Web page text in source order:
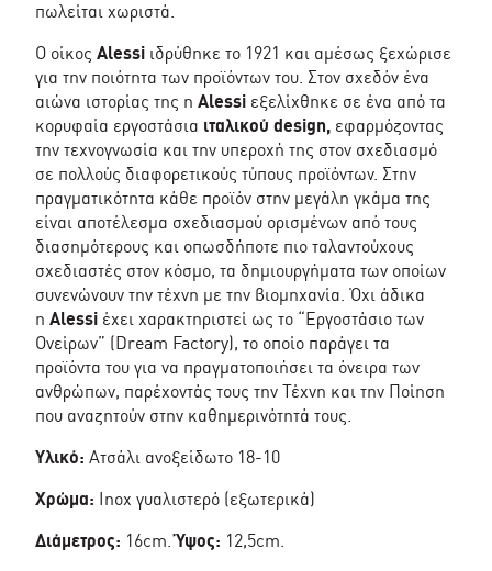
πωλείται χωριστά.
Ο οίκος Alessi ιδρύθηκε το 1921 και αμέσως ξεχώρισε
για την ποιότητα των προϊόντων του. Στον σχεδόν ένα
αιώνα ιστορίας της η Alessi εξελίχθηκε σε ένα από τα
κορυφαία εργοστάσια ιταλικού design, εφαρμόζοντας
την τεχνογνωσία και την υπεροχή της στον σχεδιασμό
σε πολλούς διαφορετικούς τύπους προϊόντων. Στην
πραγματικότητα κάθε προϊόν στην μεγάλη γκάμα της
είναι αποτέλεσμα σχεδιασμού ορισμένων από τους
διασημότερους και οπωσδήποτε πιο ταλαντούχους
σχεδιαστές στον κόσμο, τα δημιουργήματα των οποίων
συνενώνουν την τέχνη με την βιομηχανία. Όχι άδικα
η Alessi έχει χαρακτηριστεί ως το “Εργοστάσιο των
Ονείρων” (Dream Factory), το οποίο παράγει τα
προϊόντα του για να πραγματοποιήσει τα όνειρα των
ανθρώπων, παρέχοντάς τους την Τέχνη και την Ποίηση
που αναζητούν στην καθημερινότητά τους.
Υλικό: Ατσάλι ανοξείδωτο 18-10
Χρώμα: Inox γυαλιστερό (εξωτερικά)
Διάμετρος: 16cm.Ύψος: 12,5cm.